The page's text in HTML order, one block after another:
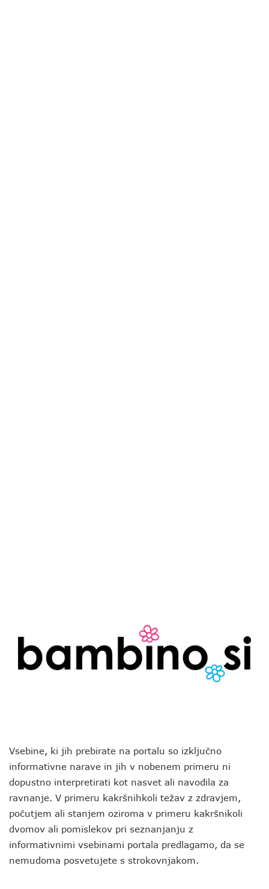
Vsebine, ki jih prebirate na portalu so izključno
informativne narave in jih v nobenem primeru ni
dopustno interpretirati kot nasvet ali navodila za
ravnanje. V primeru kakršnihkoli težav z zdravjem,
počutjem ali stanjem oziroma v primeru kakršnikoli
dvomov ali pomislekov pri seznanjanju z
informativnimi vsebinami portala predlagamo, da se
nemudoma posvetujete s strokovnjakom.